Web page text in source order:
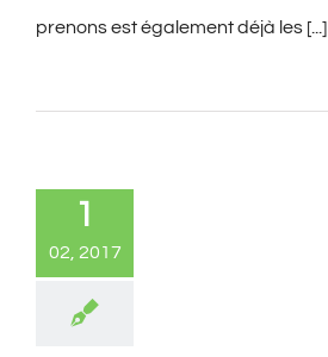
prenons est également déjà les [...]
1
02, 2017